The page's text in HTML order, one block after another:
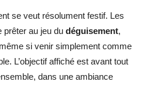
se veut résolument festif. Les
prêter au jeu du déguisement,
si venir simplement comme
L’objectif affiché est avant tout
dans une ambiance